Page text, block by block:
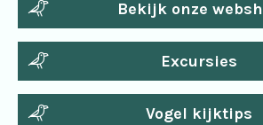
Bekijk onze
Excursies
Vogel kijktips